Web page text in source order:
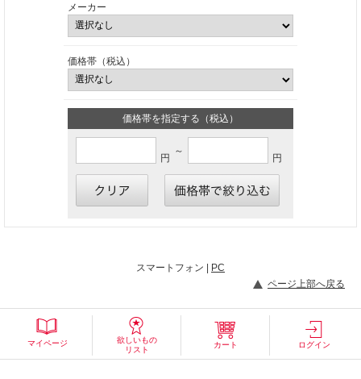
メーカー
価格帯（税込）
価格帯を指定する（税込）
円
～
円
スマートフォン | PC
ページ上部へ戻る
マイページ
欲しいもの
リスト
カート ログイン